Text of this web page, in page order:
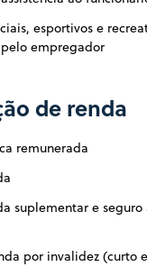
esportivos e
empregador
de renda
remunerada
suplementar e
por invalidez (curto